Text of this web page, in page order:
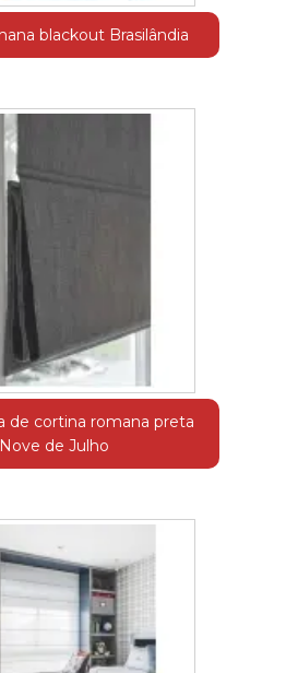
blackout Brasilândia
de cortina romana preta
Nove de Julho